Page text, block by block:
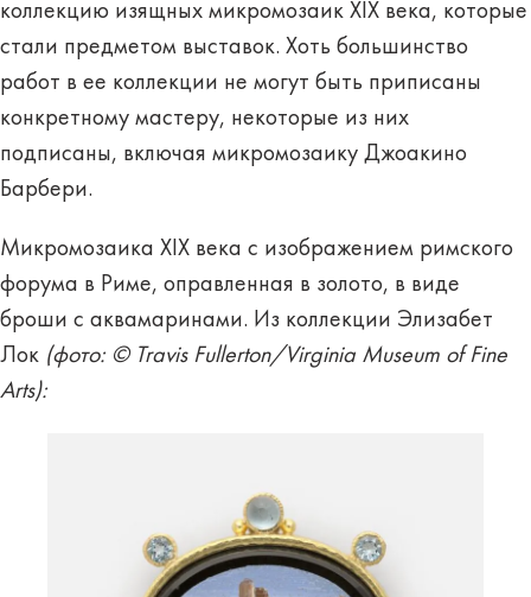
коллекцию изящных микромозаик XIX века, которые
стали предметом выставок. Хоть большинство
работ в ее коллекции не могут быть приписаны
конкретному мастеру, некоторые из них
подписаны, включая микромозаику Джоакино
Барбери.
Микромозаика XIX века с изображением римского
форума в Риме, оправленная в золото, в виде
броши с аквамаринами. Из коллекции Элизабет
Лок (фото: © Travis Fullerton/Virginia Museum of Fine
Arts):